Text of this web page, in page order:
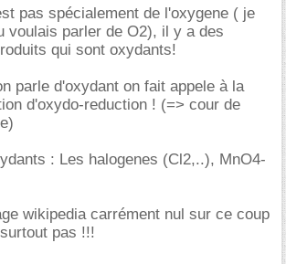
pas spécialement de l'oxygene ( je
voulais parler de O2), il y a des
qui sont oxydants!
parle d'oxydant on fait appele à la
d'oxydo-reduction ! (=> cour de
: Les halogenes (Cl2,..), MnO4-
wikipedia carrément nul sur ce coup
pas !!!